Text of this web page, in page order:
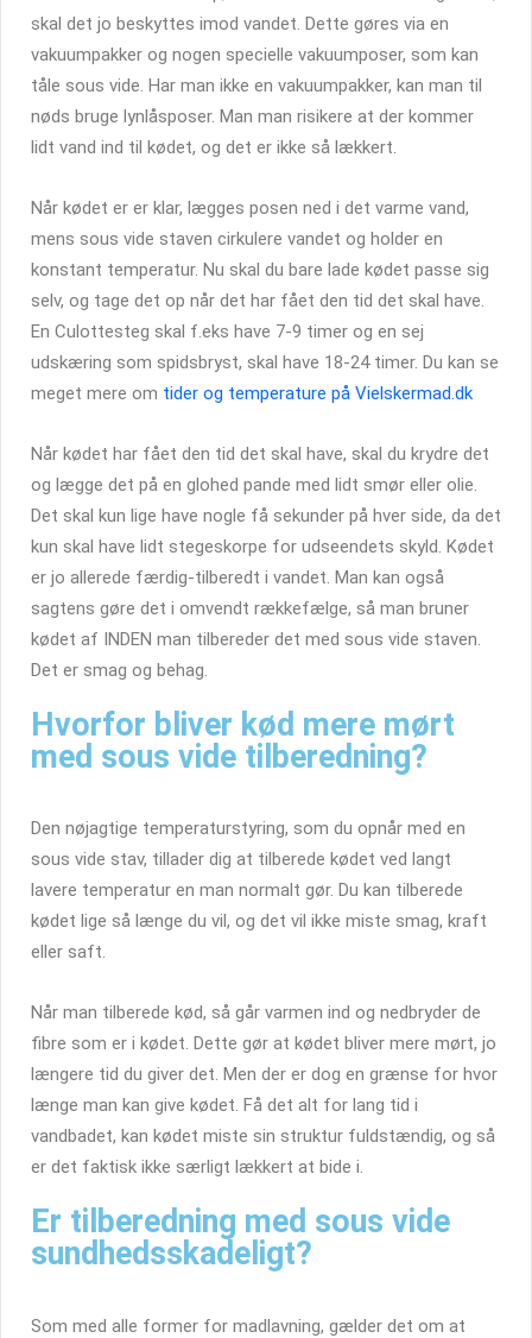
skal det jo beskyttes imod vandet. Dette gøres via en
vakuumpakker og nogen specielle vakuumposer, som kan
tåle sous vide. Har man ikke en vakuumpakker, kan man til
nøds bruge lynlåsposer. Man man risikere at der kommer
lidt vand ind til kødet, og det er ikke så lækkert.
Når kødet er er klar, lægges posen ned i det varme vand,
mens sous vide staven cirkulere vandet og holder en
konstant temperatur. Nu skal du bare lade kødet passe sig
selv, og tage det op når det har fået den tid det skal have.
En Culottesteg skal f.eks have 7-9 timer og en sej
udskæring som spidsbryst, skal have 18-24 timer. Du kan se
meget mere om tider og temperature på Vielskermad.dk
Når kødet har fået den tid det skal have, skal du krydre det
og lægge det på en glohed pande med lidt smør eller olie.
Det skal kun lige have nogle få sekunder på hver side, da det
kun skal have lidt stegeskorpe for udseendets skyld. Kødet
er jo allerede færdig-tilberedt i vandet. Man kan også
sagtens gøre det i omvendt rækkefælge, så man bruner
kødet af INDEN man tilbereder det med sous vide staven.
Det er smag og behag.
Hvorfor bliver kød mere mørt
med sous vide tilberedning?
Den nøjagtige temperaturstyring, som du opnår med en
sous vide stav, tillader dig at tilberede kødet ved langt
lavere temperatur en man normalt gør. Du kan tilberede
kødet lige så længe du vil, og det vil ikke miste smag, kraft
eller saft.
Når man tilberede kød, så går varmen ind og nedbryder de
fibre som er i kødet. Dette gør at kødet bliver mere mørt, jo
længere tid du giver det. Men der er dog en grænse for hvor
længe man kan give kødet. Få det alt for lang tid i
vandbadet, kan kødet miste sin struktur fuldstændig, og så
er det faktisk ikke særligt lækkert at bide i.
Er tilberedning med sous vide
sundhedsskadeligt?
Som med alle former for madlavning, gælder det om at